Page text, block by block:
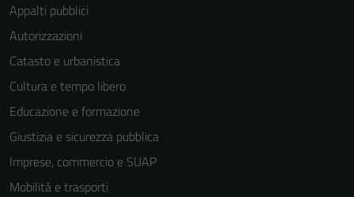
Appalti pubblici
Autorizzazioni
Catasto e urbanistica
Cultura e tempo libero
Educazione e formazione
Giustizia e sicurezza pubblica
Imprese, commercio e SUAP
Mobilità e trasporti